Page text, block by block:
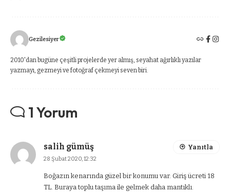
Gezilesiyer
2010'dan bugüne çeşitli projelerde yer almış, seyahat ağırlıklı yazılar
yazmayı, gezmeyi ve fotoğraf çekmeyi seven biri.
1 Yorum
salih gümüş
28 Şubat 2020, 12:32
Boğazın kenarında güzel bir konumu var. Giriş ücreti 18
TL. Buraya toplu taşıma ile gelmek daha mantıklı.
Yanıtla